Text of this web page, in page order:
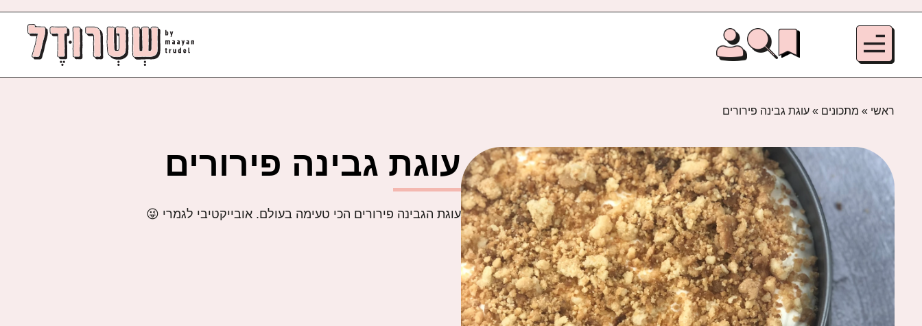
ראשי » מתכונים » עוגת גבינה פירורים
עוגת גבינה פירורים
עוגת הגבינה פירורים הכי טעימה בעולם. אובייקטיבי לגמרי 😜